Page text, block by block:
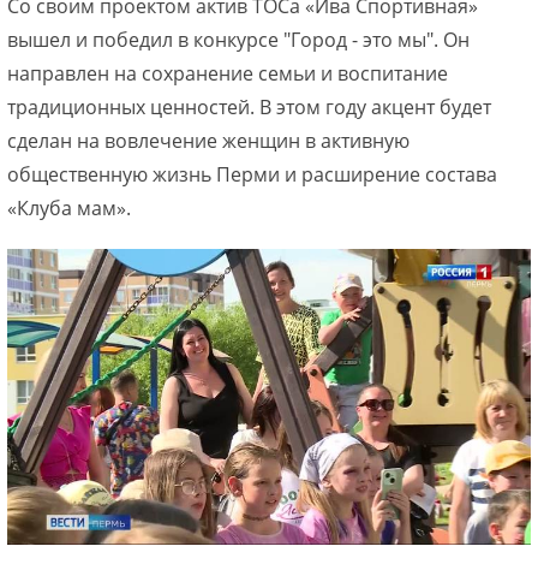
Со своим проектом актив ТОСа «Ива Спортивная»
вышел и победил в конкурсе "Город - это мы". Он
направлен на сохранение семьи и воспитание
традиционных ценностей. В этом году акцент будет
сделан на вовлечение женщин в активную
общественную жизнь Перми и расширение состава
«Клуба мам».